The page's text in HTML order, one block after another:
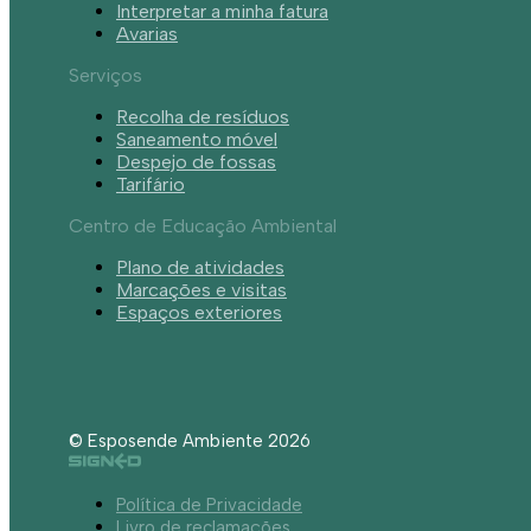
Interpretar a minha fatura
Avarias
Serviços
Recolha de resíduos
Saneamento móvel
Despejo de fossas
Tarifário
Centro de Educação Ambiental
Plano de atividades
Marcações e visitas
Espaços exteriores
© Esposende Ambiente 2026
Política de Privacidade